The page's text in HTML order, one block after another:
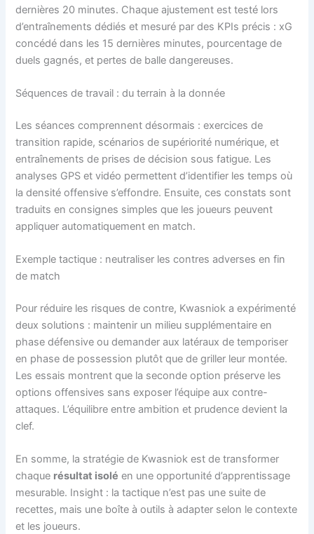
dernières 20 minutes. Chaque ajustement est testé lors
d’entraînements dédiés et mesuré par des KPIs précis : xG
concédé dans les 15 dernières minutes, pourcentage de
duels gagnés, et pertes de balle dangereuses.
Séquences de travail : du terrain à la donnée
Les séances comprennent désormais : exercices de
transition rapide, scénarios de supériorité numérique, et
entraînements de prises de décision sous fatigue. Les
analyses GPS et vidéo permettent d’identifier les temps où
la densité offensive s’effondre. Ensuite, ces constats sont
traduits en consignes simples que les joueurs peuvent
appliquer automatiquement en match.
Exemple tactique : neutraliser les contres adverses en fin
de match
Pour réduire les risques de contre, Kwasniok a expérimenté
deux solutions : maintenir un milieu supplémentaire en
phase défensive ou demander aux latéraux de temporiser
en phase de possession plutôt que de griller leur montée.
Les essais montrent que la seconde option préserve les
options offensives sans exposer l’équipe aux contre-
attaques. L’équilibre entre ambition et prudence devient la
clef.
En somme, la stratégie de Kwasniok est de transformer
chaque résultat isolé en une opportunité d’apprentissage
mesurable. Insight : la tactique n’est pas une suite de
recettes, mais une boîte à outils à adapter selon le contexte
et les joueurs.